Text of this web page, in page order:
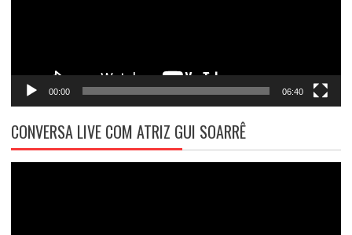
00:00 06:40
CONVERSA LIVE COM ATRIZ GUI SOARRÊ